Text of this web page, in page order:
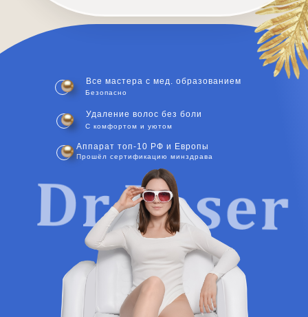
Прошёл сертификацию минздрава
С комфортом и уютом
Безопасно
Аппарат топ-10 РФ и Европы
Удаление волос без боли
Все мастера с мед. образованием